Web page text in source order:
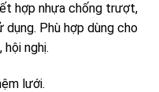
hợp nhựa chống trượt,
dụng. Phù hợp dùng cho
nghị.
lưới.